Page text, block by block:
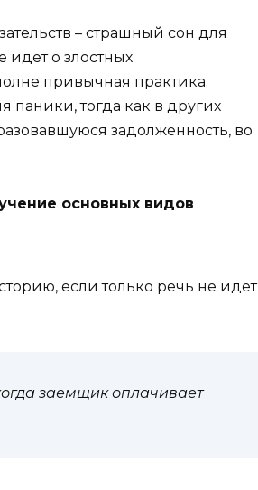
– страшный сон для
идет о злостных
привычная практика.
паники, тогда как в других
задолженность, во
основных видов
если только речь не идет
заемщик оплачивает